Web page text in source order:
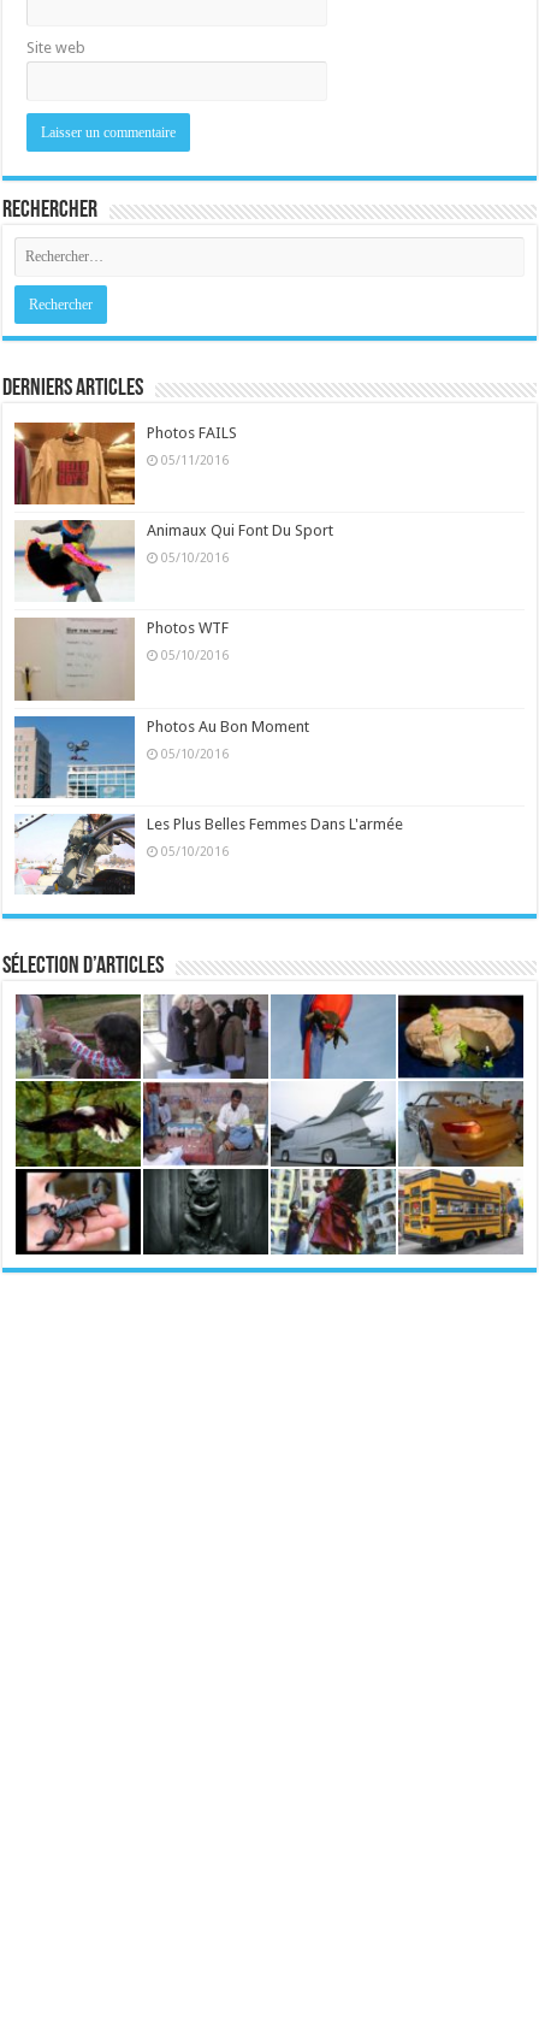
Site web
Rechercher
Derniers Articles
Photos FAILS
05/11/2016
Animaux Qui Font Du Sport
05/10/2016
Photos WTF
05/10/2016
Photos Au Bon Moment
05/10/2016
Les Plus Belles Femmes Dans L'armée
05/10/2016
Sélection d’articles